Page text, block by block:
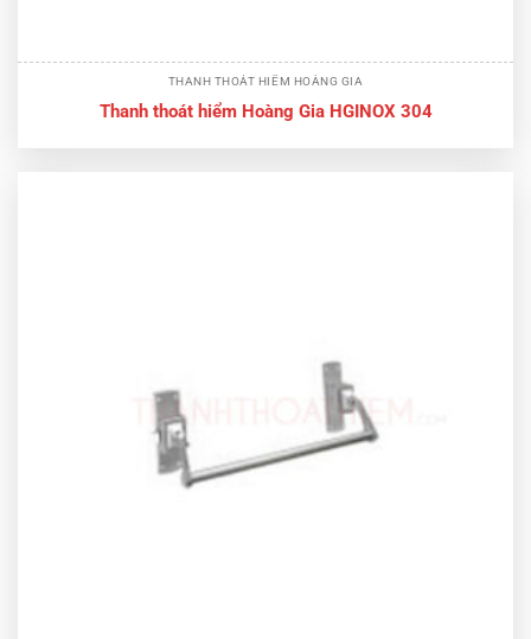
THANH THOÁT HIỂM HOÀNG GIA
Thanh thoát hiểm Hoàng Gia HGINOX 304